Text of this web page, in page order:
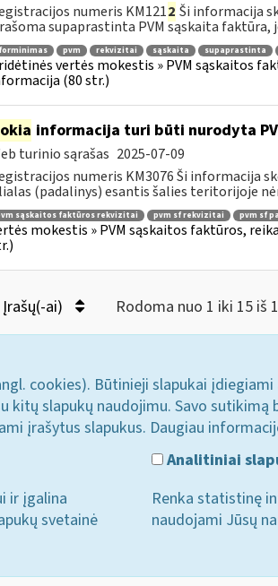
numeris KM1212 Ši informacija
supaprastinta PVM sąskaita faktūra,
pvm rekvizitai sąskaita supaprastinta
vertės mokestis » PVM sąskaitos
(80 str.)
informacija turi būti nurodyta
turinio sąrašas 2025-07-09
numeris KM3076 Ši informacija
(padalinys) esantis šalies teritorijoje
sąskaitos faktūros rekvizitai pvm sf rekvizitai pvm sf
mokestis » PVM sąskaitos faktūros,
ai) Rodoma nuo 1 iki 15 iš
cookies). Būtinieji slapukai
kitų slapukų naudojimu. Savo
įrašytus slapukus. Daugiau
ir įgalina
svetainė
Analitiniai
Renka statistinę
naudojami Jūsų